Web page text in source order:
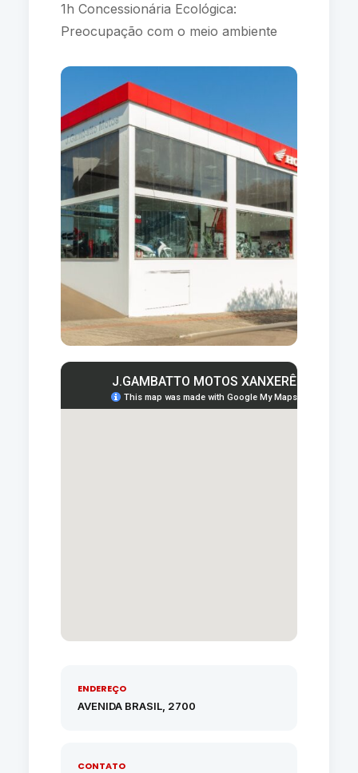
1h Concessionária Ecológica:
Preocupação com o meio ambiente
ENDEREÇO
AVENIDA BRASIL, 2700
CONTATO